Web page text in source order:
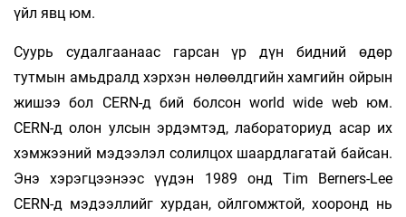
үйл явц юм.
Суурь судалгаанаас гарсан үр дүн бидний өдөр
тутмын амьдралд хэрхэн нөлөөлдгийн хамгийн ойрын
жишээ бол CERN-д бий болсон world wide web юм.
CERN-д олон улсын эрдэмтэд, лабораториуд асар их
хэмжээний мэдээлэл солилцох шаардлагатай байсан.
Энэ хэрэгцээнээс үүдэн 1989 онд Tim Berners-Lee
CERN-д мэдээллийг хурдан, ойлгомжтой, хооронд нь